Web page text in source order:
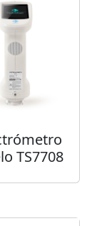
TS7708